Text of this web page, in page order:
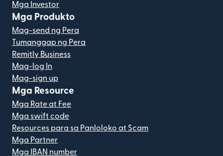
Mga Investor
Mga Produkto
Mag-send ng Pera
Tumanggap ng Pera
Remitly Business
Mag-log In
Mag-sign up
Mga Resource
Mga Rate at Fee
Mga swift code
Resources para sa Panloloko at Scam
Mga Partner
Mga IBAN number